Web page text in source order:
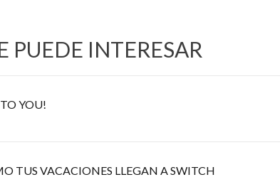
PUEDE INTERESAR
YOU!
TUS VACACIONES LLEGAN A SWITCH